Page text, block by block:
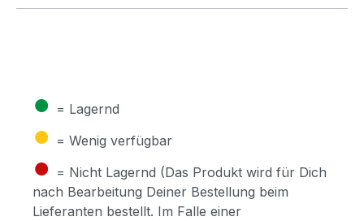
● = Lagernd
● = Wenig verfügbar
● = Nicht Lagernd (Das Produkt wird für Dich
nach Bearbeitung Deiner Bestellung beim
Lieferanten bestellt. Im Falle einer